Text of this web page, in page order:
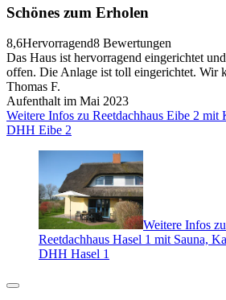
Schönes zum Erholen
8,6Hervorragend8 Bewertungen
Das Haus ist hervorragend eingerichtet
offen. Die Anlage ist toll eingerichtet. Wir
Thomas F.
Aufenthalt im Mai 2023
Weitere Infos zu Reetdachhaus Eibe 2 mit
DHH Eibe 2
Weitere Infos
Reetdachhaus Hasel 1 mit Sauna,
DHH Hasel 1